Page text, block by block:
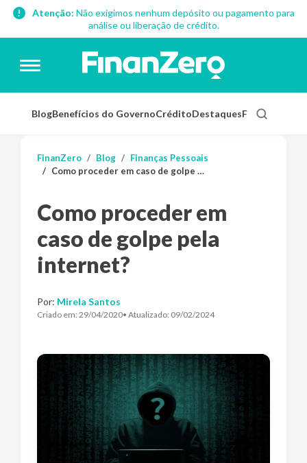
Atenção: Não exigimos nenhum depósito ou pagamento para
análise ou liberação de crédito.
BlogBenefícios do GovernoCréditoDestaquesFinanças
FinanZero Blog
Finanças Pessoais
Como proceder em caso de golpe pela internet?
Como proceder em
caso de golpe pela
internet?
Por: Mirela Santos
Criado em: 29/04/2020• Atualizado: 09/02/2024